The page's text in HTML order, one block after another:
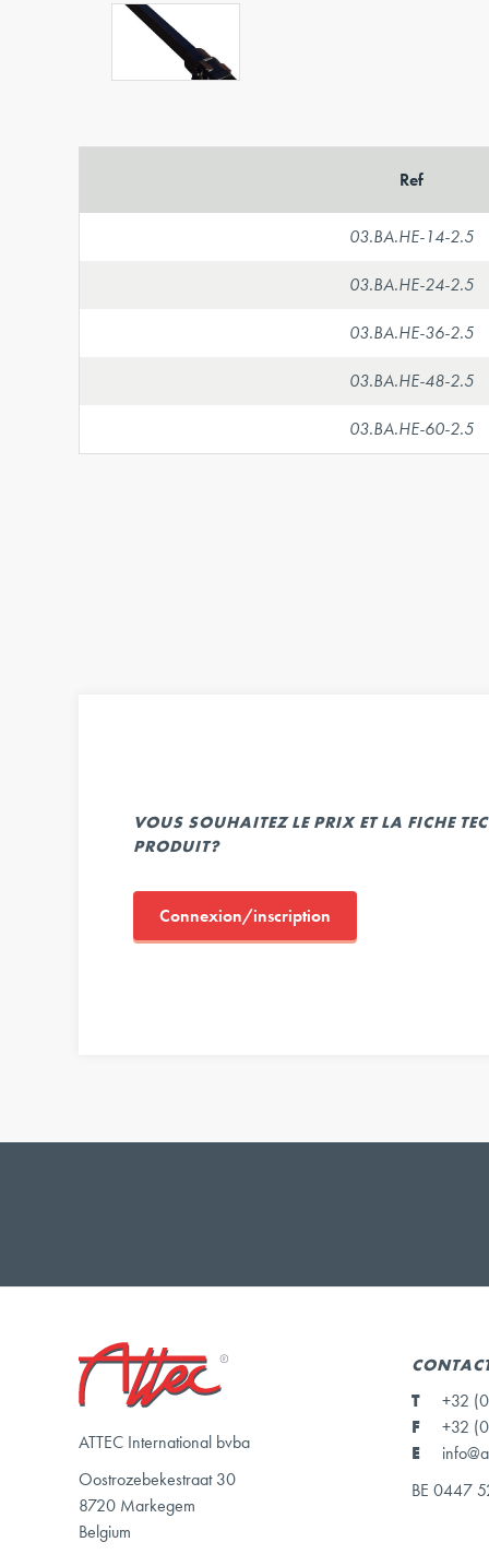
Ref
03.BA.HE-14-2.5
03.BA.HE-24-2.5
03.BA.HE-36-2.5
03.BA.HE-48-2.5
03.BA.HE-60-2.5
VOUS SOUHAITEZ LE PRIX ET LA FICHE
PRODUIT?
Connexion/inscription
ATTEC International bvba
Oostrozebekestraat 30
8720 Markegem
Belgium
T
+32
F
+32
E
BE 0447